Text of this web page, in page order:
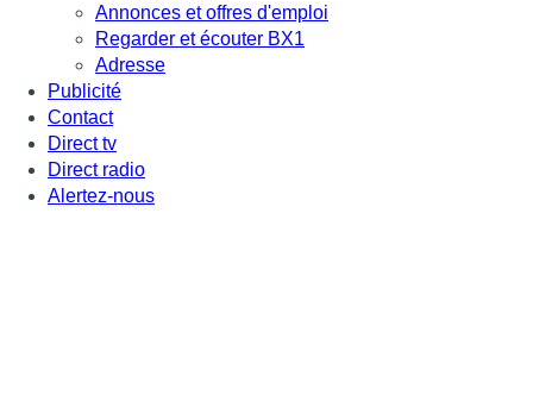
Annonces et offres d'emploi
Regarder et écouter BX1
Adresse
Publicité
Contact
Direct tv
Direct radio
Alertez-nous